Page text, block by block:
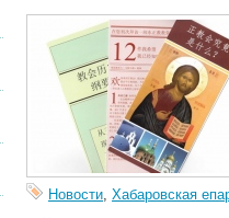
Новости, Хабаровская